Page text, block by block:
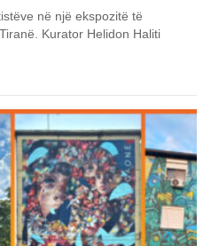
në një ekspozitë të
Kurator Helidon Haliti